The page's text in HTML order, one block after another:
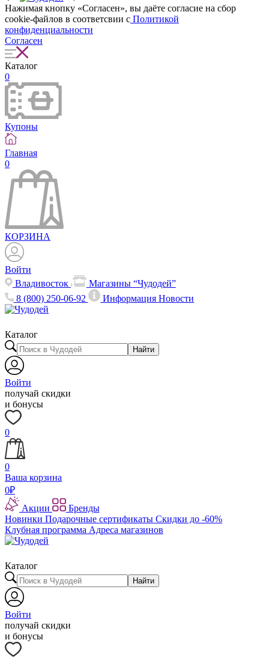
Нажимая кнопку «Согласен», вы даёте cогласие на сбор
cookie-файлов в соответсвии с Политикой
конфиденциальности
Согласен
Каталог
0
Купоны
Главная
0
КОРЗИНА
Войти
Владивосток
Магазины “Чудодей”
8 (800) 250-06-92
ИнформацияНовости
Каталог
Найти
Войти
получай скидки
и бонусы
0
0
Ваша корзина
0₽
Акции
Бренды
Новинки Подарочные сертификаты Скидки до -60%
Клубная программа Адреса магазинов
Каталог
Найти
Войти
получай скидки
и бонусы